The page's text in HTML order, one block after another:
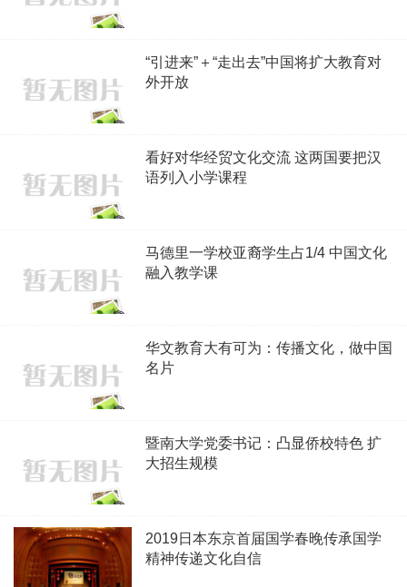
“引进来”＋“走出去”中国将扩大教育对
外开放
看好对华经贸文化交流 这两国要把汉
语列入小学课程
马德里一学校亚裔学生占1/4 中国文化
融入教学课
华文教育大有可为：传播文化，做中国
名片
暨南大学党委书记：凸显侨校特色 扩
大招生规模
2019日本东京首届国学春晚传承国学
精神传递文化自信